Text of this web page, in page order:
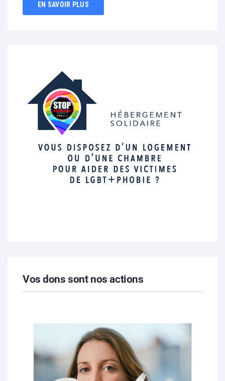
EN SAVOIR PLUS
Vos dons sont nos actions